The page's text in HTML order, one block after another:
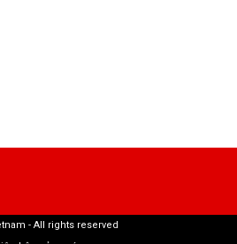
- All rights reserved